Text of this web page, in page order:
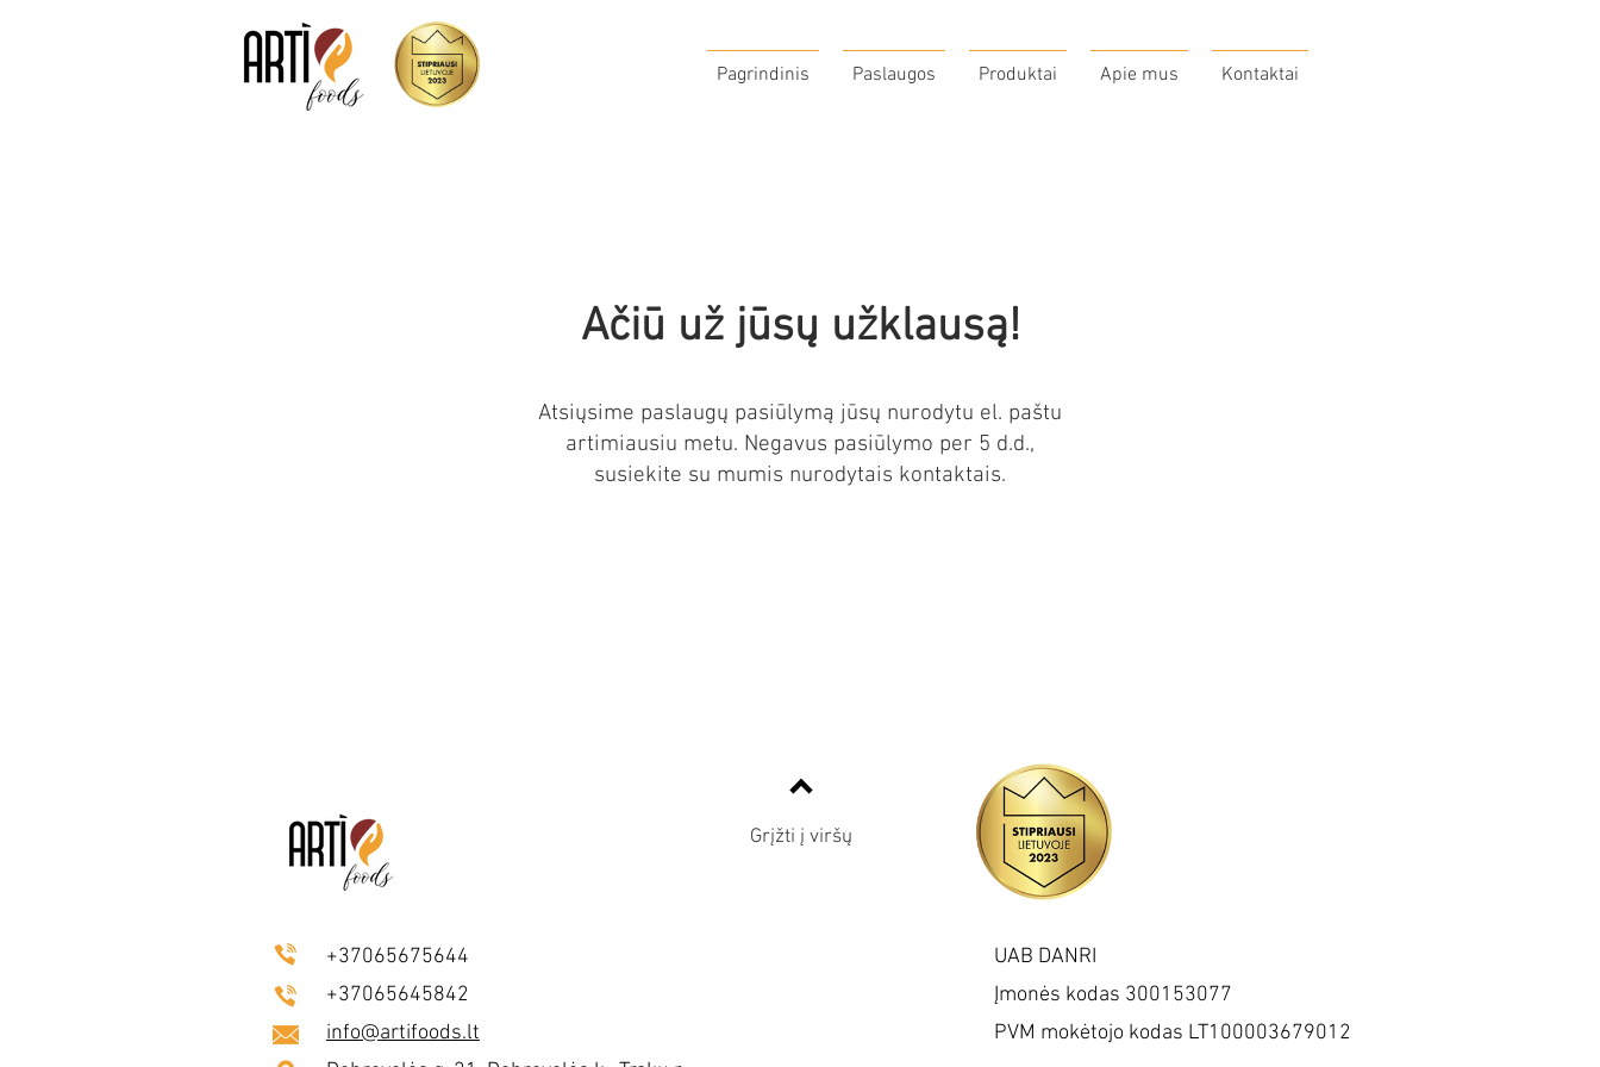
Pagrindinis Paslaugos Produktai Apie mus Kontaktai
Ačiū už jūsų užklausą!
Atsiųsime paslaugų pasiūlymą jūsų nurodytu el. paštu
artimiausiu metu. Negavus pasiūlymo per 5 d.d.,
susiekite su mumis nurodytais kontaktais.
+37065675644
+37065645842
info@artifoods.lt
Grįžti į viršų
UAB DANRI
Įmonės kodas 300153077
PVM mokėtojo kodas LT100003679012